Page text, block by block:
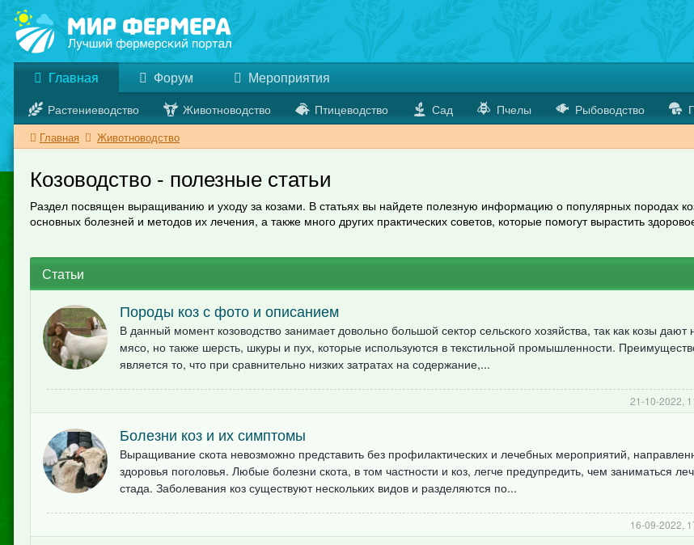
Главная
Растениеводство Животноводство Птицеводство Сад Пчелы Рыбоводство
Форум Мероприятия
Главная Животноводство
Козоводство - полезные статьи
Раздел посвящен выращиванию и уходу за козами. В статьях вы найдете полезную информацию о популярных породах
основных болезней и методов их лечения, а также много других практических советов, которые помогут вырастить
Статьи
Породы коз с фото и описанием
В данный момент козоводство занимает довольно большой сектор сельского хозяйства, так как козы дают
мясо, но также шерсть, шкуры и пух, которые используются в текстильной промышленности.
является то, что при сравнительно низких затратах на содержание,...
21-10-2022,
Болезни коз и их симптомы
Выращивание скота невозможно представить без профилактических и лечебных мероприятий,
здоровья поголовья. Любые болезни скота, в том частности и коз, легче предупредить, чем заниматься
стада. Заболевания коз существуют нескольких видов и разделяются по...
16-09-2022,